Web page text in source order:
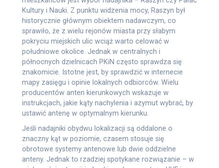
Kultury i Nauki. Z punktu widzenia mocy, Raszyn był
historycznie głównym obiektem nadawczym, co
sprawiło, że z wielu rejonów miasta przy słabym
pokryciu miejskich ulic wciąż warto celować w
południowe okolice. Jednak w centralnych i
północnych dzielnicach PKiN często sprawdza się
znakomicie. Istotne jest, by sprawdzić w internecie
mapy zasięgu i opinie lokalnych odbiorców. Wielu
producentów anten kierunkowych wskazuje w
instrukcjach, jakie kąty nachylenia i azymut wybrać, by
ustawić antenę w optymalnym kierunku.
Jeśli nadajniki obydwu lokalizacji są oddalone o
znaczny kąt w poziomie, czasem stosuje się
obrotowe systemy antenowe lub dwie oddzielne
anteny. Jednak to rzadziej spotykane rozwiązanie – w